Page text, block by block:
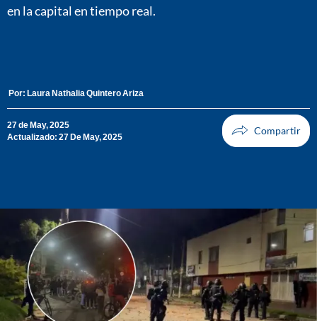
en la capital en tiempo real.
Por: Laura Nathalia Quintero Ariza
27 de May, 2025
Actualizado: 27 De May, 2025